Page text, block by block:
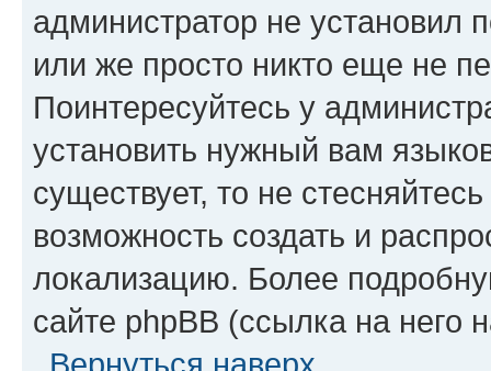
администратор не установил
или же просто никто еще не
Поинтересуйтесь у
установить нужный вам
существует, то не
возможность создать и
локализацию. Более
сайте phpBB (ссылка на него
Вернуться наверх